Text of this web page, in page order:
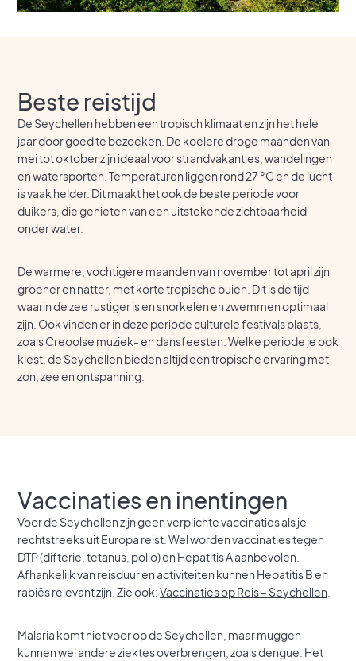
Beste reistijd
De Seychellen hebben een tropisch klimaat en zijn het hele
jaar door goed te bezoeken. De koelere droge maanden van
mei tot oktober zijn ideaal voor strandvakanties, wandelingen
en watersporten. Temperaturen liggen rond 27 °C en de lucht
is vaak helder. Dit maakt het ook de beste periode voor
duikers, die genieten van een uitstekende zichtbaarheid
onder water.
De warmere, vochtigere maanden van november tot april zijn
groener en natter, met korte tropische buien. Dit is de tijd
waarin de zee rustiger is en snorkelen en zwemmen optimaal
zijn. Ook vinden er in deze periode culturele festivals plaats,
zoals Creoolse muziek- en dansfeesten. Welke periode je ook
kiest, de Seychellen bieden altijd een tropische ervaring met
zon, zee en ontspanning.
Vaccinaties en inentingen
Voor de Seychellen zijn geen verplichte vaccinaties als je
rechtstreeks uit Europa reist. Wel worden vaccinaties tegen
DTP (difterie, tetanus, polio) en Hepatitis A aanbevolen.
Afhankelijk van reisduur en activiteiten kunnen Hepatitis B en
rabiës relevant zijn. Zie ook:Vaccinaties op Reis – Seychellen
Malaria komt niet voor op de Seychellen, maar muggen
kunnen wel andere ziektes overbrengen, zoals dengue. Het